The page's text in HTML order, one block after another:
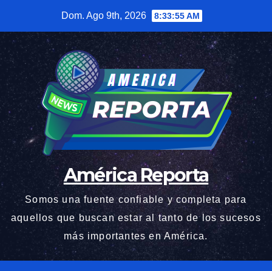
contenido
Dom. Ago 9th, 2026 8:33:57 AM
América Reporta
Somos una fuente confiable y completa para
aquellos que buscan estar al tanto de los sucesos
más importantes en América.